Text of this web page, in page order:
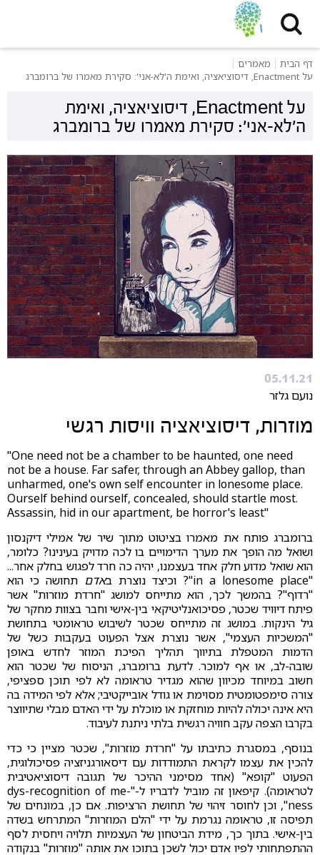
דף הבית
מאמרים
על Enactment, דיסוציאציה, ואימת ה'לא-אני': סקירת מאמרו של ברומברג
על Enactment, דיסוציאציה, ואימת
ה'לא-אני': סקירת מאמרו של ברומברג
05.11.21
נועם גלזר
מוזרות, דיסוציאציה וויסות רגשי
"One need not be a chamber to be haunted, one need
not be a house. Far safer, through an Abbey gallop, than
unharmed, one's own self encounter in lonesome place.
Ourself behind ourself, concealed, should startle most.
Assassin, hid in our apartment, be horror's least"
ברומברג פותח את מאמרו בציטוט מתוך שיר של אמילי דיקנסון
ושואל מה הופך את מערך הדימויים בו לכה מדויק בעינינו? כלומר,
הוא שואל מדוע חלק אחד בעצמנו, יהיה כה חרד לפגוש בחלק אחר...
"in a lonesome place"? וכיצד נוצרת ב
אדם תחושה כי הוא
"רדוף"? בהמשך לכך, הוא מתייחס למושג "חרדת מוזרות" אשר
פיתח דיוויד שכטר, פסיכואנליטיקאי בין-אישי וחבר בצוות מחקר של
גיל הינקות. במושג זה מתייחס שכטר לשיבוש טראומטי בתחושת
"המשכיות העצמי", אשר נוצרת אצל הפעוט בעקבות כשל של
הדמות המטפלת בתיווך תהליך הפיכת המוזר לחדש באופן
שובה-לב, או אף למוכר. לדעת ברומברג, הניסוח של שכטר הוא
חשוב במיוחד מכיוון שהוא מגדיר טראומה לא לפי תוכן ספציפי,
צורה סימפטומטית מסוימת או גודל אובייקטיבי; אלא לפי המידה בה
היא אינה יכולה להיות מוחזקת או מוכלת על ידי האדם מבלי שתיווצר
בקרבו הצפה עקב חוויה רגשית בלתי ניתנת לעיבוד.
בנוסף, במסגרת כתיבתו על "חרדת מוזרות", שכטר מציין כי כדי
להכין את עצמו לקראת התמודדות עם דיסאורגניזציה פסיכולוגית,
הפעוט "קופא" (אחד מסימני ההיכר של תגובה דיסוציאטיבית
לטראומה). קיפאון זה מוביל לדבריו ל-"dys-recognition of me-
ness", וכן לחוסר זיהוי של תחושת הרציפות. אם כן, במונחים של
תפיסה זו, טראומה נגרמת על ידי "הלם המוזרות" המתרחש בשדה
בין-אישי. בתוך כך, מידת הביטחון של העצמיות תלויה ויחסית לסף
ההתפתחותי לפיו אדם יכול לשכן בתוכו את אותה "מוזרות" בנקודה